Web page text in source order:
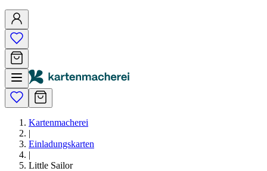
Kartenmacherei
|
Einladungskarten
|
Little Sailor